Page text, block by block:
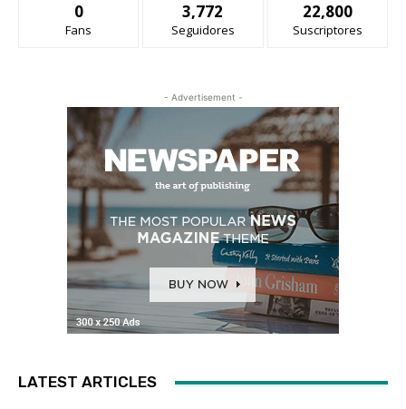
0
Fans
3,772
Seguidores
22,800
Suscriptores
- Advertisement -
LATEST ARTICLES